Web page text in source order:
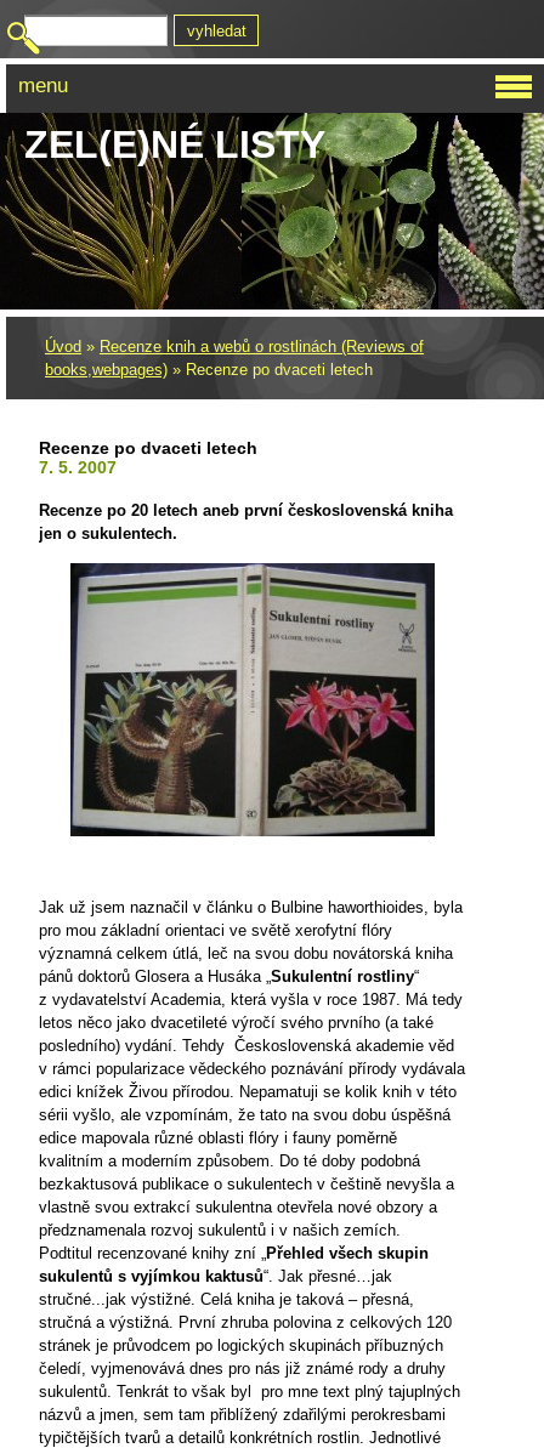
ZEL(E)NÉ LISTY
Úvod » Recenze knih a webů o rostlinách (Reviews of
books,webpages) » Recenze po dvaceti letech
Recenze po dvaceti letech
7. 5. 2007
Recenze po 20 letech aneb první československá kniha
jen o sukulentech.
Jak už jsem naznačil v článku o Bulbine haworthioides, byla
pro mou základní orientaci ve světě xerofytní flóry
významná celkem útlá, leč na svou dobu novátorská kniha
pánů doktorů Glosera a Husáka „Sukulentní rostliny“
z vydavatelství Academia, která vyšla v roce 1987. Má tedy
letos něco jako dvacetileté výročí svého prvního (a také
posledního) vydání. Tehdy Československá akademie věd
v rámci popularizace vědeckého poznávání přírody vydávala
edici knížek Živou přírodou. Nepamatuji se kolik knih v této
sérii vyšlo, ale vzpomínám, že tato na svou dobu úspěšná
edice mapovala různé oblasti flóry i fauny poměrně
kvalitním a moderním způsobem. Do té doby podobná
bezkaktusová publikace o sukulentech v češtině nevyšla a
vlastně svou extrakcí sukulentna otevřela nové obzory a
předznamenala rozvoj sukulentů i v našich zemích.
Podtitul recenzované knihy zní „Přehled všech skupin
sukulentů s vyjímkou kaktusů“. Jak přesné…jak
stručné...jak výstižné. Celá kniha je taková – přesná,
stručná a výstižná. První zhruba polovina z celkových 120
stránek je průvodcem po logických skupinách příbuzných
čeledí, vyjmenovává dnes pro nás již známé rody a druhy
sukulentů. Tenkrát to však byl
pro mne text plný tajuplných
názvů a jmen, sem tam přiblížený zdařilými perokresbami
typičtějších tvarů a detailů konkrétních rostlin. Jednotlivé
menu